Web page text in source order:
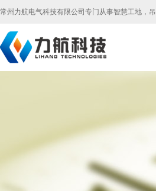
常州力航电气科技有限公司专门从事智慧工地，